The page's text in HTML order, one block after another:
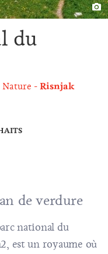
du
Nature Risnjak
de verdure
national du
est un royaume où